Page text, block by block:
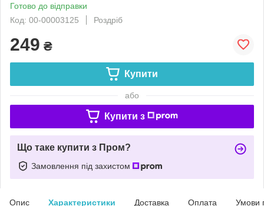
Готово до відправки
Код: 00-00003125
Роздріб
249 ₴
Купити
або
Купити з
Що таке купити з Пром?
Замовлення під захистом
Опис Характеристики Доставка Оплата Умови